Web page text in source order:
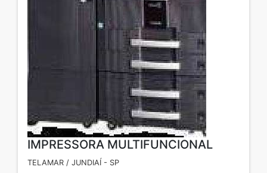
IMPRESSORA MULTIFUNCIONAL
TELAMAR / JUNDIAÍ - SP